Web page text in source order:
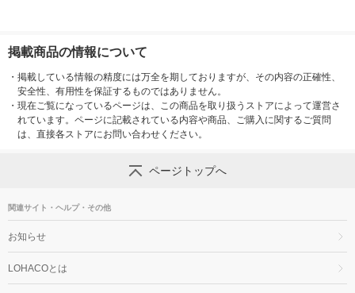
掲載商品の情報について
・ 掲載している情報の精度には万全を期しておりますが、その内容の正確性、
安全性、有用性を保証するものではありません。
・ 現在ご覧になっているページは、この商品を取り扱うストアによって運営さ
れています。ページに記載されている内容や商品、ご購入に関するご質問
は、直接各ストアにお問い合わせください。
ページトップへ
関連サイト・ヘルプ・その他
お知らせ
LOHACOとは